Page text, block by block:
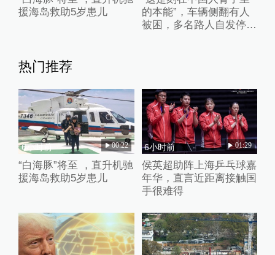
援海岛救助5岁患儿
的本能”，车辆侧翻有人
被困，多名路人自发停车
热门推荐
6小时前 00:22
“白海豚”将至 ，直升机驰
援海岛救助5岁患儿
6小时前 01:29
侯英超助阵上海乒乓球嘉
年华，直言近距离接触国
手很难得